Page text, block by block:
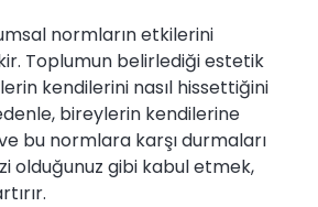
normların etkilerini
Toplumun belirlediği estetik
kendilerini nasıl hissettiğini
bireylerin kendilerine
bu normlara karşı durmaları
olduğunuz gibi kabul etmek,